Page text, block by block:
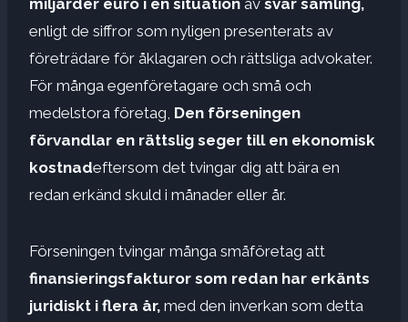
enligt de siffror som nyligen presenterats av
företrädare för åklagaren och rättsliga advokater.
För många egenföretagare och små och
medelstora företag, Den förseningen
förvandlar en rättslig seger till en ekonomisk
kostnadeftersom det tvingar dig att bära en
redan erkänd skuld i månader eller år.
Förseningen tvingar många småföretag att
finansieringsfakturor som redan har erkänts
juridiskt i flera år, med den inverkan som detta